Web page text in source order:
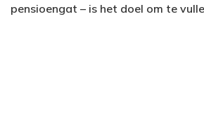
pensioengat – is het doel om te